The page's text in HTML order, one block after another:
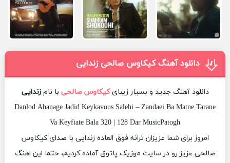
دانلود آهنگ کیکاوس صالحی زندایی
دانلود آهنگ جدید و بسیار زیبایکیکاوس صالحی با نامزندایی
Danlod Ahanage Jadid Keykavous Salehi – Zandaei Ba Matne Tarane
Va Keyfiate Bala 320 | 128 Dar MusicPatogh
امروز برای شما عزیزان ترانه فوق العاده زندایی با صدای کیکاوس
صالحی عزیز رو در سایت موزیک پاتوق آماده کردیم، حتما این اهنگ